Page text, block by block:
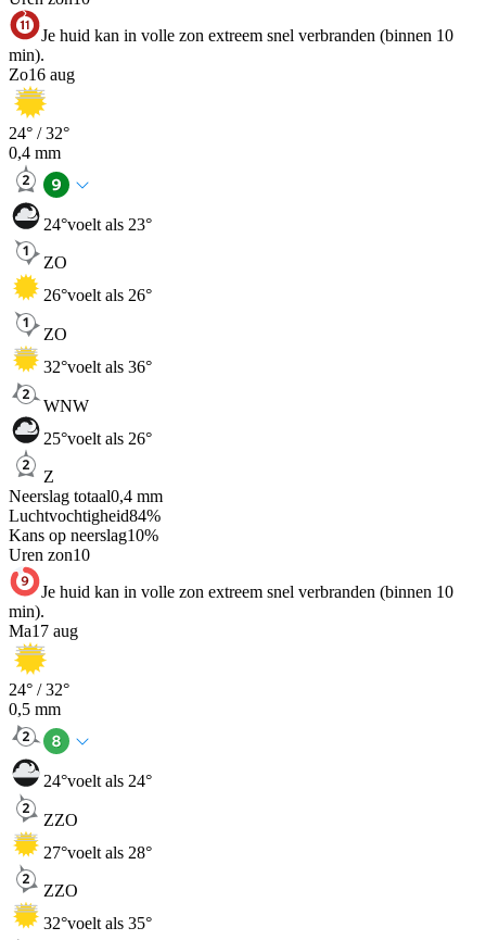
Je huid kan in volle zon extreem snel verbranden (binnen 10
min).
Zo16 aug
24° /32°
0,4 mm
24°voelt als 23°
ZO
26°voelt als 26°
ZO
32°voelt als 36°
WNW
25°voelt als 26°
Z
Neerslag totaal0,4 mm
Luchtvochtigheid84%
Kans op neerslag10%
Uren zon10
Je huid kan in volle zon extreem snel verbranden (binnen 10
min).
Ma17 aug
24° /32°
0,5 mm
24°voelt als 24°
ZZO
27°voelt als 28°
ZZO
32°voelt als 35°